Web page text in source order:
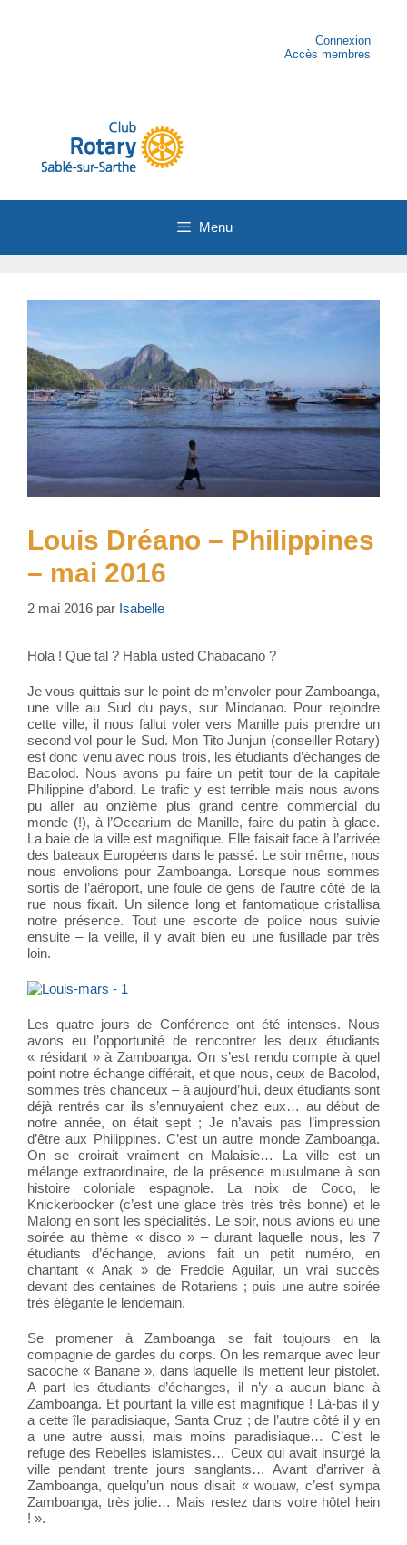
Connexion
Accès membres
Menu
Louis Dréano – Philippines
– mai 2016
2 mai 2016 par Isabelle
Hola ! Que tal ? Habla usted Chabacano ?
Je vous quittais sur le point de m’envoler pour Zamboanga,
une ville au Sud du pays, sur Mindanao. Pour rejoindre
cette ville, il nous fallut voler vers Manille puis prendre un
second vol pour le Sud. Mon Tito Junjun (conseiller Rotary)
est donc venu avec nous trois, les étudiants d’échanges de
Bacolod. Nous avons pu faire un petit tour de la capitale
Philippine d’abord. Le trafic y est terrible mais nous avons
pu aller au onzième plus grand centre commercial du
monde (!), à l’Ocearium de Manille, faire du patin à glace.
La baie de la ville est magnifique. Elle faisait face à l’arrivée
des bateaux Européens dans le passé. Le soir même, nous
nous envolions pour Zamboanga. Lorsque nous sommes
sortis de l’aéroport, une foule de gens de l’autre côté de la
rue nous fixait. Un silence long et fantomatique cristallisa
notre présence. Tout une escorte de police nous suivie
ensuite – la veille, il y avait bien eu une fusillade par très
loin.
Les quatre jours de Conférence ont été intenses. Nous
avons eu l’opportunité de rencontrer les deux étudiants
« résidant » à Zamboanga. On s’est rendu compte à quel
point notre échange différait, et que nous, ceux de Bacolod,
sommes très chanceux – à aujourd’hui, deux étudiants sont
déjà rentrés car ils s’ennuyaient chez eux… au début de
notre année, on était sept ; Je n’avais pas l’impression
d’être aux Philippines. C’est un autre monde Zamboanga.
On se croirait vraiment en Malaisie… La ville est un
mélange extraordinaire, de la présence musulmane à son
histoire coloniale espagnole. La noix de Coco, le
Knickerbocker (c’est une glace très très très bonne) et le
Malong en sont les spécialités. Le soir, nous avions eu une
soirée au thème « disco » – durant laquelle nous, les 7
étudiants d’échange, avions fait un petit numéro, en
chantant « Anak » de Freddie Aguilar, un vrai succès
devant des centaines de Rotariens ; puis une autre soirée
très élégante le lendemain.
Se promener à Zamboanga se fait toujours en la
compagnie de gardes du corps. On les remarque avec leur
sacoche « Banane », dans laquelle ils mettent leur pistolet.
A part les étudiants d’échanges, il n’y a aucun blanc à
Zamboanga. Et pourtant la ville est magnifique ! Là-bas il y
a cette île paradisiaque, Santa Cruz ; de l’autre côté il y en
a une autre aussi, mais moins paradisiaque… C’est le
refuge des Rebelles islamistes… Ceux qui avait insurgé la
ville pendant trente jours sanglants… Avant d’arriver à
Zamboanga, quelqu’un nous disait « wouaw, c’est sympa
Zamboanga, très jolie… Mais restez dans votre hôtel hein
! ».